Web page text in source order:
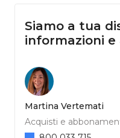
Siamo a tua
informazioni e
Martina Vertemati
Acquisti e